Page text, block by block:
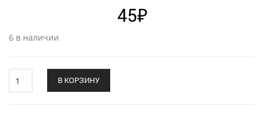
45₽
6 в наличии
автомобильнаяВ КОРЗИНУ